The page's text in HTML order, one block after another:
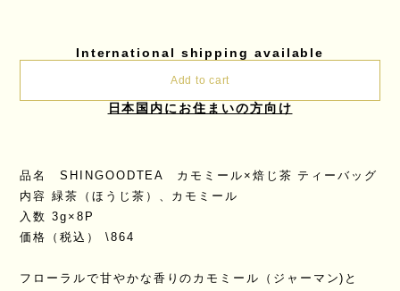
International shipping available
Add to cart
日本国内にお住まいの方向け
品名 SHINGOODTEA カモミール×焙じ茶 ティーバッグ
内容 緑茶（ほうじ茶）、カモミール
入数 3g×8P
価格（税込） \864
フローラルで甘やかな香りのカモミール（ジャーマン)と